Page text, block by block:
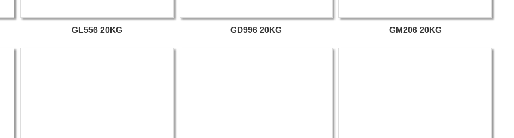
GL556 20KG GD996 20KG GM206 20KG